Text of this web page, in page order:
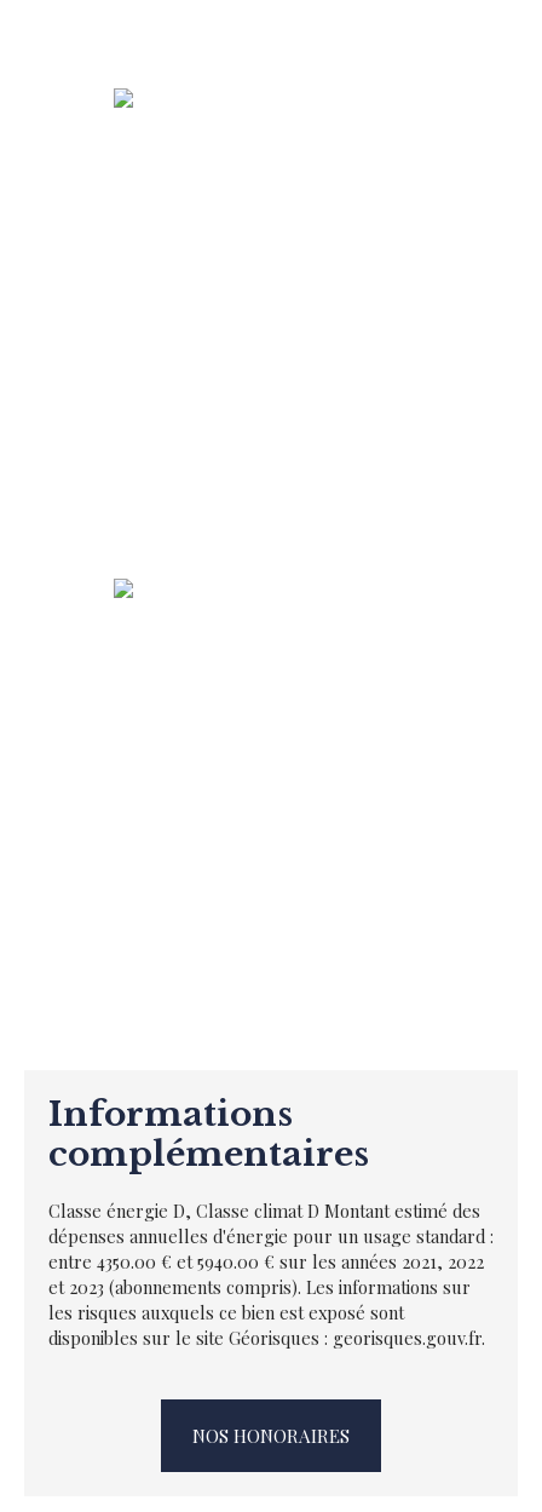
Informations
complémentaires
Classe énergie D, Classe climat D Montant estimé des
dépenses annuelles d'énergie pour un usage standard :
entre 4350.00 € et 5940.00 € sur les années 2021, 2022
et 2023 (abonnements compris). Les informations sur
les risques auxquels ce bien est exposé sont
disponibles sur le site Géorisques : georisques.gouv.fr.
NOS HONORAIRES